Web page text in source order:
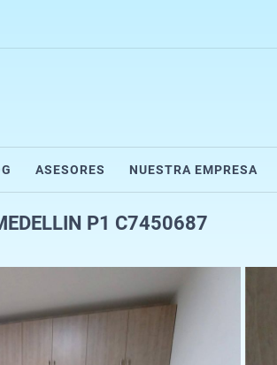
ASESORES NUESTRA EMPRESA
P1 C7450687